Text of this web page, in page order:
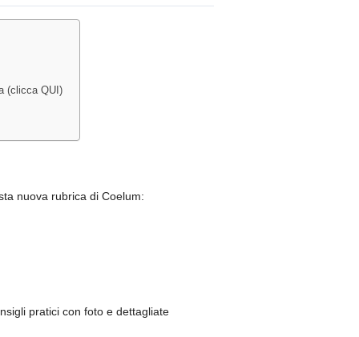
(clicca QUI)
nuova rubrica di Coelum:
pratici con foto e dettagliate